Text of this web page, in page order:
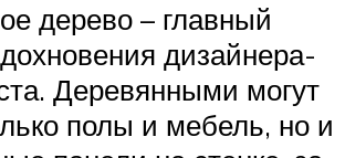
дерево – главный
дизайнера-
Деревянными могут
полы и мебель, но и